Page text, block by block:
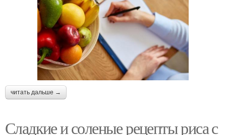
читать дальше →
Сладкие и соленые рецепты риса с